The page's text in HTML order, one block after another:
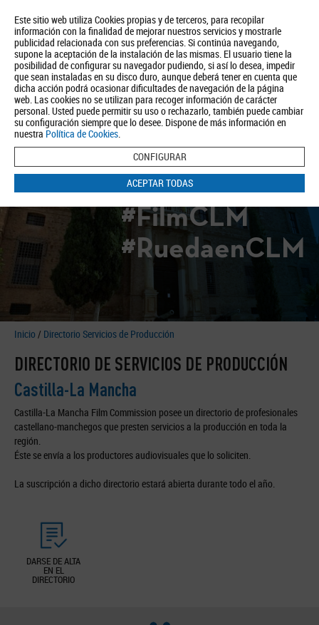
Este sitio web utiliza Cookies propias y de terceros, para recopilar
información con la finalidad de mejorar nuestros servicios y mostrarle
publicidad relacionada con sus preferencias. Si continúa navegando,
supone la aceptación de la instalación de las mismas. El usuario tiene la
posibilidad de configurar su navegador pudiendo, si así lo desea, impedir
que sean instaladas en su disco duro, aunque deberá tener en cuenta que
dicha acción podrá ocasionar dificultades de navegación de la página
web. Las cookies no se utilizan para recoger información de carácter
personal. Usted puede permitir su uso o rechazarlo, también puede cambiar
su configuración siempre que lo desee. Dispone de más información en
nuestra Política de Cookies.
CONFIGURAR
ACEPTAR TODAS
Quiénes somos Turismo Política de Privacidad Aviso Legal
Política de Cookies
BUSCAR
#FilmCLM
#RuedaenCLM
Inicio / Directorio Servicios de Producción
DIRECTORIO DE SERVICIOS DE PRODUCCIÓN
Castilla-La Mancha
Castilla-La Mancha Film Commission posee un directorio de profesionales
castellano-manchegos que presten servicios a la producción en toda la
región.
Éste se envía a los productores audiovisuales que lo soliciten.
La suscripción a dicho directorio estará abierta durante todo el año.
DARSE DE ALTA
EN EL
DIRECTORIO